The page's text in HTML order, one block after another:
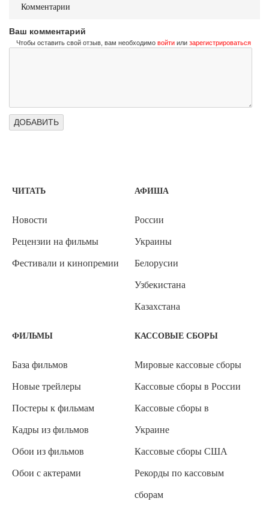
Комментарии
Ваш комментарий
Чтобы оставить свой отзыв, вам необходимо войти или зарегистрироваться
ЧИТАТЬ
Новости
Рецензии на фильмы
Фестивали и кинопремии
АФИША
России
Украины
Белорусии
Узбекистана
Казахстана
ФИЛЬМЫ
База фильмов
Новые трейлеры
Постеры к фильмам
Кадры из фильмов
Обои из фильмов
Обои с актерами
КАССОВЫЕ СБОРЫ
Мировые кассовые сборы
Кассовые сборы в России
Кассовые сборы в
Украине
Кассовые сборы США
Рекорды по кассовым
сборам